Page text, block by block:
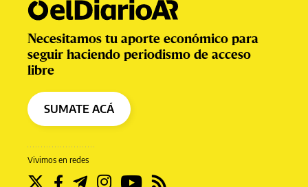
Vivimos en redes
Necesitamos tu aporte económico para
seguir haciendo periodismo de acceso
libre
SUMATE ACÁ